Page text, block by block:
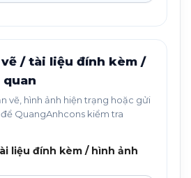
vẽ / tài liệu đính kèm /
quan
vẽ, hình ảnh hiện trạng hoặc gửi
QuangAnhcons kiểm tra
liệu đính kèm / hình ảnh